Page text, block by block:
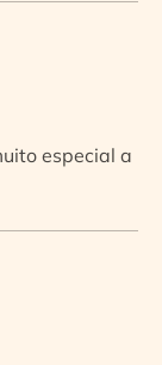
especial a